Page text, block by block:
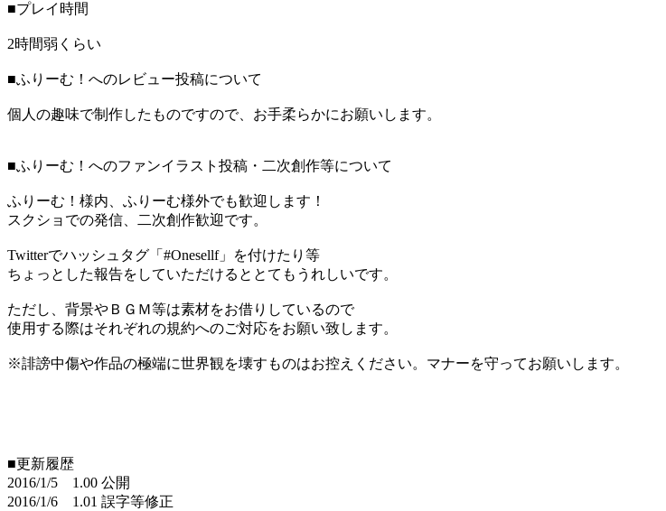
■プレイ時間
2時間弱くらい
■ふりーむ！へのレビュー投稿について
個人の趣味で制作したものですので、お手柔らかにお願いします。
■ふりーむ！へのファンイラスト投稿・二次創作等について
ふりーむ！様内、ふりーむ様外でも歓迎します！
スクショでの発信、二次創作歓迎です。
Twitterでハッシュタグ「#Onesellf」を付けたり等
ちょっとした報告をしていただけるととてもうれしいです。
ただし、背景やＢＧＭ等は素材をお借りしているので
使用する際はそれぞれの規約へのご対応をお願い致します。
※誹謗中傷や作品の極端に世界観を壊すものはお控えください。マナーを守ってお願いします。
■更新履歴
2016/1/5 1.00 公開
2016/1/6 1.01 誤字等修正